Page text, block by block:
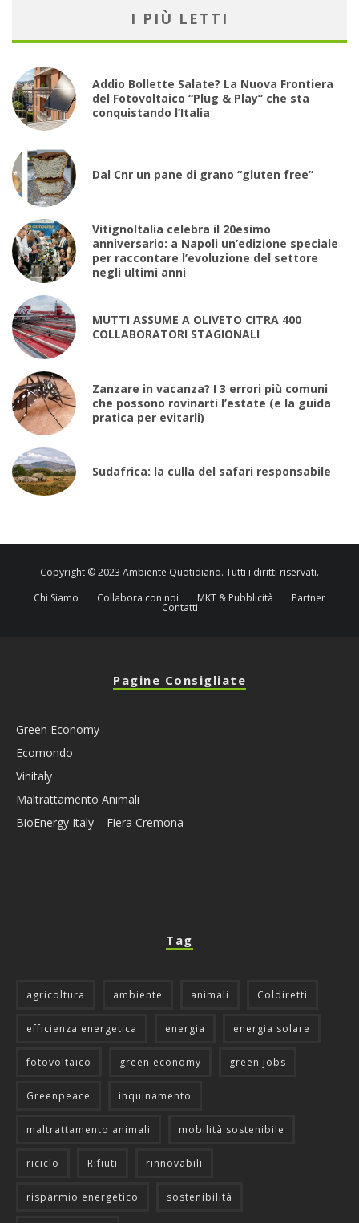
I PIÙ LETTI
Addio Bollette Salate? La Nuova Frontiera
del Fotovoltaico “Plug & Play” che sta
conquistando l’Italia
Dal Cnr un pane di grano “gluten free”
VitignoItalia celebra il 20esimo
anniversario: a Napoli un’edizione speciale
per raccontare l’evoluzione del settore
negli ultimi anni
MUTTI ASSUME A OLIVETO CITRA 400
COLLABORATORI STAGIONALI
Zanzare in vacanza? I 3 errori più comuni
che possono rovinarti l’estate (e la guida
pratica per evitarli)
Sudafrica: la culla del safari responsabile
Copyright © 2023 Ambiente Quotidiano. Tutti i diritti riservati.
Chi Siamo
Collabora con noi MKT & Pubblicità Partner
Contatti
Pagine Consigliate
Green Economy
Ecomondo
Vinitaly
Maltrattamento Animali
BioEnergy Italy – Fiera Cremona
Tag
agricoltura ambiente animali Coldiretti
efficienza energetica energia energia solare
fotovoltaico green economy green jobs
Greenpeace inquinamento
maltrattamento animali mobilità sostenibile
riciclo Rifiuti rinnovabili
risparmio energetico sostenibilità